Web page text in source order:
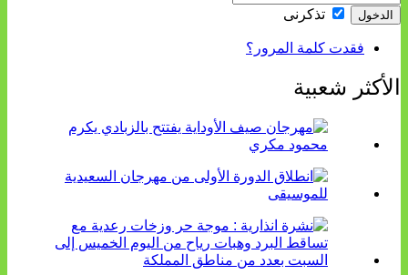
تذكرنى
فقدت كلمة المرور؟
الأكثر شعبية